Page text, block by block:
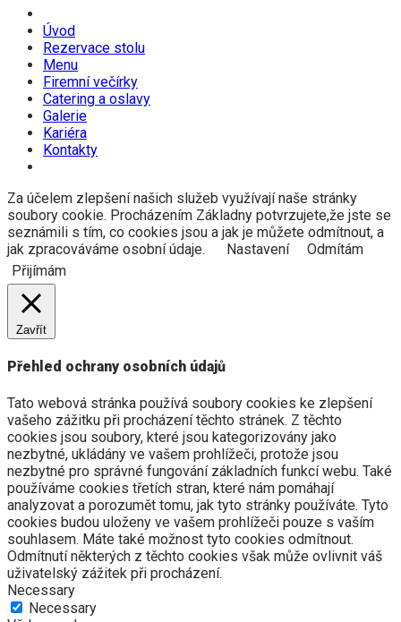
Úvod
Rezervace stolu
Menu
Firemní večírky
Catering a oslavy
Galerie
Kariéra
Kontakty
Za účelem zlepšení našich služeb využívají naše stránky
soubory cookie. Procházením Základny potvrzujete,že jste se
seznámili s tím, co cookies jsou a jak je můžete odmítnout, a
jak zpracováváme osobní údaje.
Nastavení
Odmítám
Přijímám
Zavřít
Přehled ochrany osobních údajů
Tato webová stránka používá soubory cookies ke zlepšení
vašeho zážitku při procházení těchto stránek. Z těchto
cookies jsou soubory, které jsou kategorizovány jako
nezbytné, ukládány ve vašem prohlížeči, protože jsou
nezbytné pro správné fungování základních funkcí webu. Také
používáme cookies třetích stran, které nám pomáhají
analyzovat a porozumět tomu, jak tyto stránky používáte. Tyto
cookies budou uloženy ve vašem prohlížeči pouze s vaším
souhlasem. Máte také možnost tyto cookies odmítnout.
Odmítnutí některých z těchto cookies však může ovlivnit váš
uživatelský zážitek při procházení.
Necessary
Necessary